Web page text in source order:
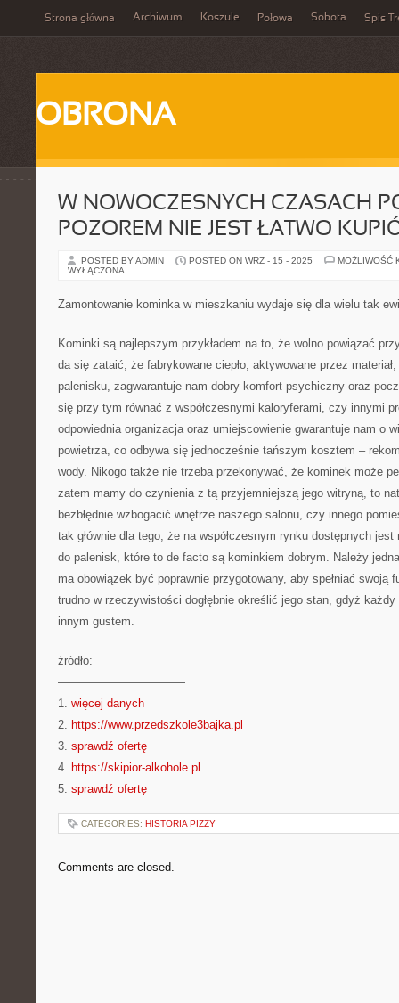
Strona główna Archiwum Koszule Połowa Sobota Spis
OBRONA
W NOWOCZESNYCH CZASACH
POZOREM NIE JEST ŁATWO
POSTED BY ADMIN POSTED ON WRZ - 15 - 2025
MOŻLIWOŚĆ
WYŁĄCZONA
Zamontowanie kominka w mieszkaniu wydaje się dla wielu tak
Kominki są najlepszym przykładem na to, że wolno powiązać
da się zataić, że fabrykowane ciepło, aktywowane przez
palenisku, zagwarantuje nam dobry komfort psychiczny oraz
się przy tym równać z współczesnymi kaloryferami, czy innymi
odpowiednia organizacja oraz umiejscowienie gwarantuje nam o
powietrza, co odbywa się jednocześnie tańszym kosztem –
wody. Nikogo także nie trzeba przekonywać, że kominek może
zatem mamy do czynienia z tą przyjemniejszą jego witryną, to
bezbłędnie wzbogacić wnętrze naszego salonu, czy innego
tak głównie dla tego, że na współczesnym rynku dostępnych
do palenisk, które to de facto są kominkiem dobrym. Należy
ma obowiązek być poprawnie przygotowany, aby spełniać swoją
trudno w rzeczywistości dogłębnie określić jego stan, gdyż każdy
innym gustem.
źródło:
———————————
1. więcej danych
2. https://www.przedszkole3bajka.pl
3. sprawdź ofertę
4. https://skipior-alkohole.pl
5. sprawdź ofertę
CATEGORIES: HISTORIA PIZZY
Comments are closed.